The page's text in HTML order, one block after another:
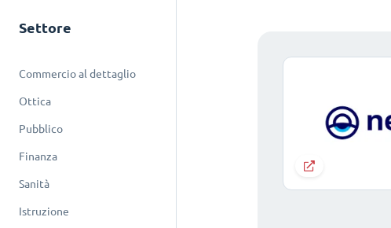
Settore
Commercio al dettaglio
Ottica
Pubblico
Finanza
Sanità
Istruzione